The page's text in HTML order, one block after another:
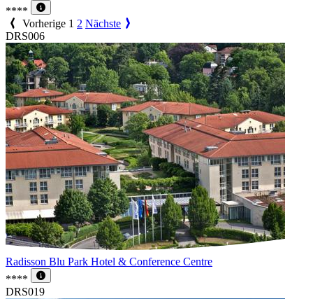
****
Vorherige 1 2 Nächste
DRS006
Radisson Blu Park Hotel & Conference Centre
****
DRS019